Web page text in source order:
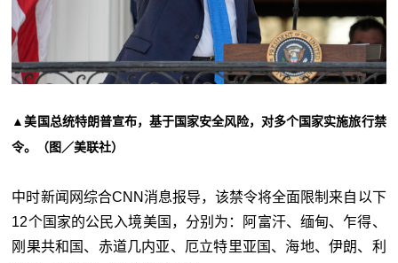
▲美国总统特朗普宣布，基于国家安全风险，对多个国家实施旅行禁
令。（图／美联社）
中时新闻网综合CNN消息报导，该禁令将全面限制来自以下
12个国家的公民入境美国，分别为：阿富汗、缅甸、乍得、
刚果共和国、赤道几内亚、厄立特里亚国、海地、伊朗、利